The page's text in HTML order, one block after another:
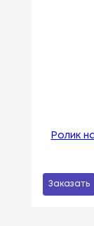
Ролик
Заказать